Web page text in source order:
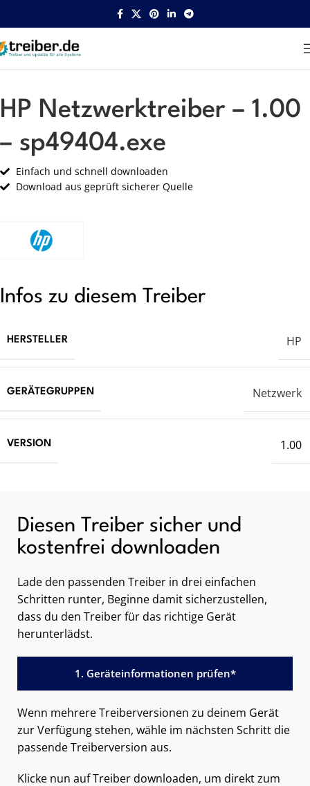
Startseite HP Netzwerk
HP Netzwerktreiber – 1.00
– sp49404.exe
Einfach und schnell downloaden
Download aus geprüft sicherer Quelle
Infos zu diesem Treiber
HERSTELLER HP
GERÄTEGRUPPEN Netzwerk
VERSION 1.00
Diesen Treiber sicher und
kostenfrei downloaden
Lade den passenden Treiber in drei einfachen
Schritten runter, Beginne damit sicherzustellen,
dass du den Treiber für das richtige Gerät
herunterlädst.
1. Geräteinformationen prüfen*
Wenn mehrere Treiberversionen zu deinem Gerät
zur Verfügung stehen, wähle im nächsten Schritt die
passende Treiberversion aus.
Klicke nun auf Treiber downloaden, um direkt zum